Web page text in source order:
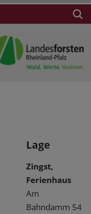
Lage
Zingst,
Ferienhaus
Am
Bahndamm 54